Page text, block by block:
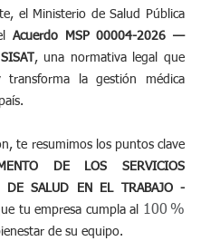
el Ministerio de Salud Pública
Acuerdo MSP 00004-2026 —
, una normativa legal que
transforma la gestión médica
te resumimos los puntos clave
DE LOS SERVICIOS
DE SALUD EN EL TRABAJO -
tu empresa cumpla al 100 %
de su equipo.